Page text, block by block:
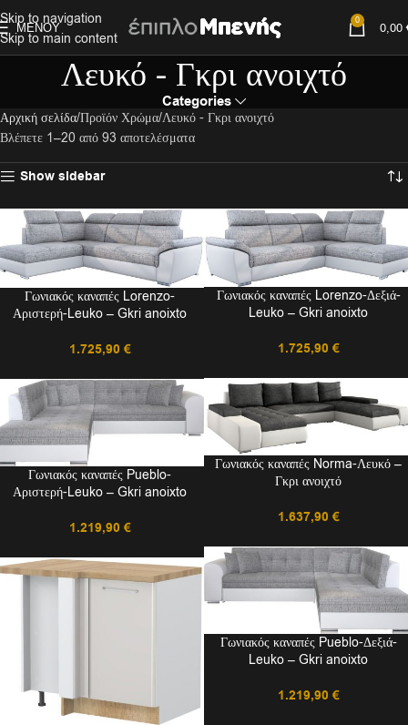
Skip to navigation
Skip to main content
ΜΕΝΟΎ 0 0,00
Λευκό - Γκρι ανοιχτό
Categories
Αρχική σελίδα Προϊόν Χρώμα Λευκό - Γκρι ανοιχτό
Βλέπετε 1–20 από 93 αποτελέσματα
Show sidebar
Γωνιακός καναπές Lorenzo-
Αριστερή-Leuko – Gkri anoixto
1.725,90 €
Γωνιακός καναπές Lorenzo-Δεξιά-
Leuko – Gkri anoixto
1.725,90 €
Γωνιακός καναπές Norma-Λευκό –
Γκρι ανοιχτό
1.637,90 €
Γωνιακός καναπές Pueblo-
Αριστερή-Leuko – Gkri anoixto
1.219,90 €
Γωνιακός καναπές Pueblo-Δεξιά-
Leuko – Gkri anoixto
1.219,90 €